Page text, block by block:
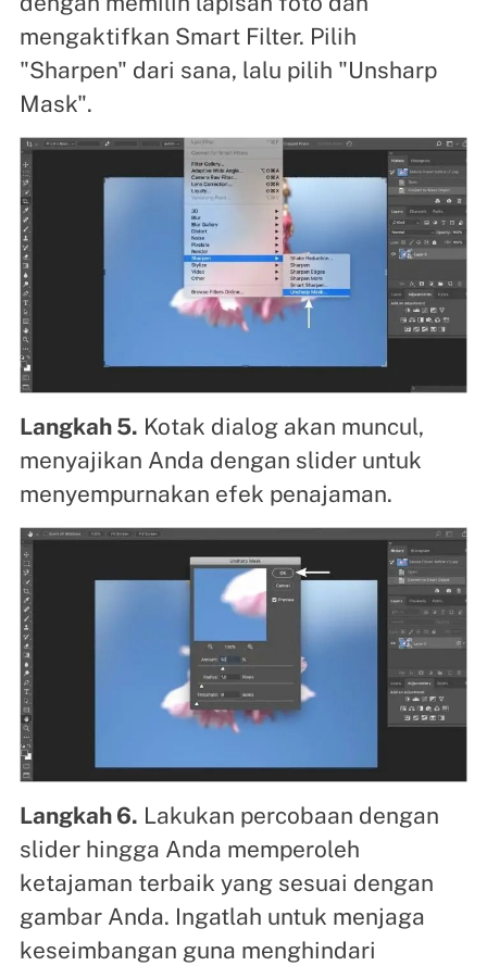
mengaktifkan Smart Filter. Pilih
"Sharpen" dari sana, lalu pilih "Unsharp
Mask".
Langkah 5. Kotak dialog akan muncul,
menyajikan Anda dengan slider untuk
menyempurnakan efek penajaman.
Langkah 6. Lakukan percobaan dengan
slider hingga Anda memperoleh
ketajaman terbaik yang sesuai dengan
gambar Anda. Ingatlah untuk menjaga
keseimbangan guna menghindari